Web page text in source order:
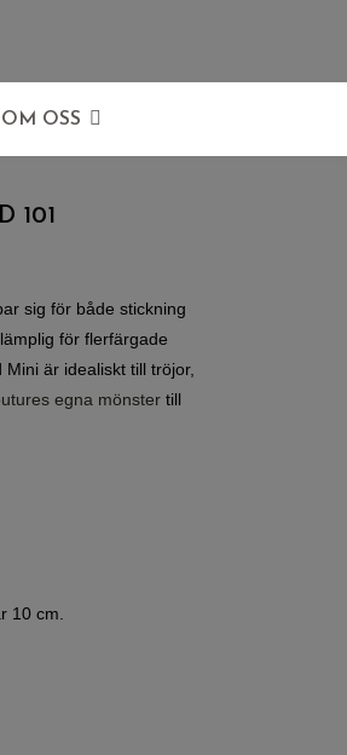
OM OSS
101
sig för både stickning
för flerfärgade
är idealiskt till tröjor,
egna mönstertill
10 cm.